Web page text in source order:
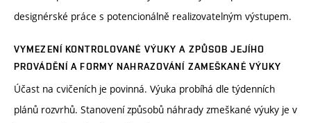
designérské práce s potencionálně realizovatelným výstupem.
VYMEZENÍ KONTROLOVANÉ VÝUKY A ZPŮSOB JEJÍHO
PROVÁDĚNÍ A FORMY NAHRAZOVÁNÍ ZAMEŠKANÉ VÝUKY
Účast na cvičeních je povinná. Výuka probíhá dle týdenních
plánů rozvrhů. Stanovení způsobů náhrady zmeškané výuky je v